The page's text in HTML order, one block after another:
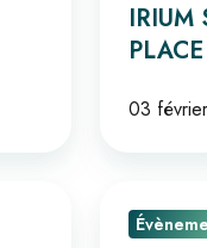
certifiée
GREAT
PLACE
IRIUM
03